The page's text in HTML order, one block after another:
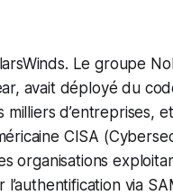
Le groupe
avait déployé du
d’entreprises,
CISA
organisations
via